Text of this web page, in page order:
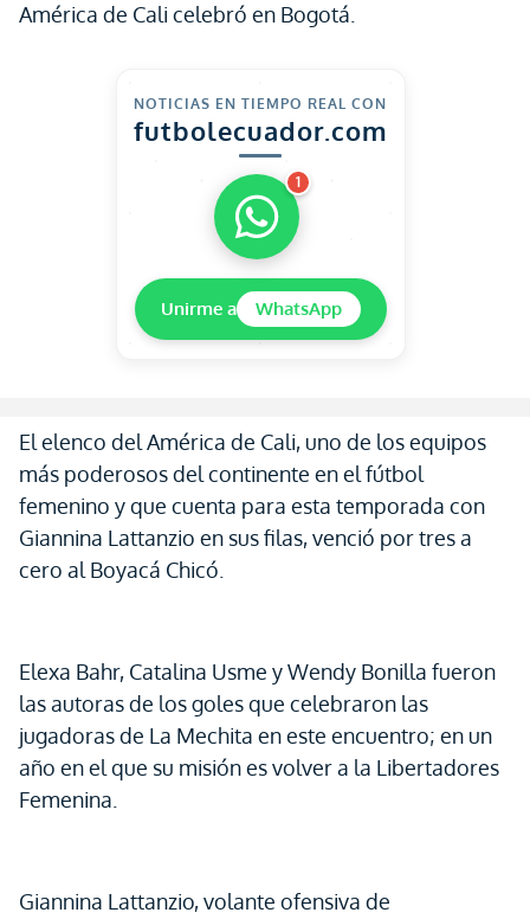
América de Cali celebró en Bogotá.
NOTICIAS EN TIEMPO REAL CON
futbolecuador.com
1
Unirme a WhatsApp
El elenco del América de Cali, uno de los equipos
más poderosos del continente en el fútbol
femenino y que cuenta para esta temporada con
Giannina Lattanzio en sus filas, venció por tres a
cero al Boyacá Chicó.
Elexa Bahr, Catalina Usme y Wendy Bonilla fueron
las autoras de los goles que celebraron las
jugadoras de La Mechita en este encuentro; en un
año en el que su misión es volver a la Libertadores
Femenina.
Giannina Lattanzio, volante ofensiva de